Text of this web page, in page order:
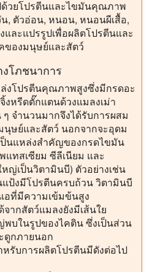
วยโปรตีนและไขมันคุณภาพ
, ตัวอ่อน, หนอน, หนอนผีเสื้อ,
และแปรรูปเพื่อผลิตโปรตีนและ
ของมนุษย์และสัตว์
โภชนาการ
งโปรตีนคุณภาพสูงซึ่งมีกรดอะ
หรีดตั๊กแตนด้วงแมลงเม่า
จํานวนมากจึงได้รับการผสม
ษย์และสัตว์ นอกจากจะอุดม
ป็นแหล่งสําคัญของกรดไขมัน
แทสเซียม ซีลีเนียม และ
ญ่เป็นวิตามินบี) ตัวอย่างเช่น
ป้งมีโปรตีนครบถ้วน วิตามินบี
อที่มีความเข้มข้นสูง
กสัตว์แมลงยังมีเส้นใย
พบในรูปของไคติน ซึ่งเป็นส่วน
ดูกภายนอก
รับการผลิตโปรตีนมีดังต่อไป